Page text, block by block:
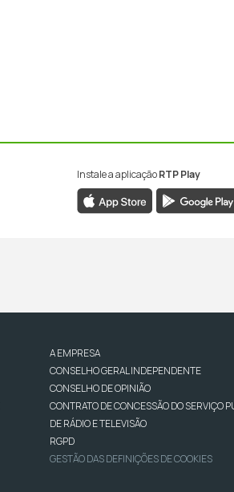
Instale a aplicaçãoRTP Play
A EMPRESA
CONSELHO GERAL INDEPENDENTE
CONSELHO DE OPINIÃO
CONTRATO DE CONCESSÃO DO SERVIÇO
DE RÁDIO E TELEVISÃO
RGPD
GESTÃO DAS DEFINIÇÕES DE COOKIES